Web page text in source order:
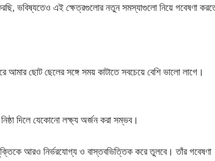
ভবিষ্যতেও এই ক্ষেত্রগুলোর নতুন সমস্যাগুলো নিয়ে গবেষণা
আমার ছোট ছেলের সঙ্গে সময় কাটাতে সবচেয়ে বেশি ভালো লাগে।
দিলে যেকোনো লক্ষ্য অর্জন করা সম্ভব।
আরও নির্ভরযোগ্য ও বাস্তবভিত্তিক করে তুলবে। তাঁর গবেষণা